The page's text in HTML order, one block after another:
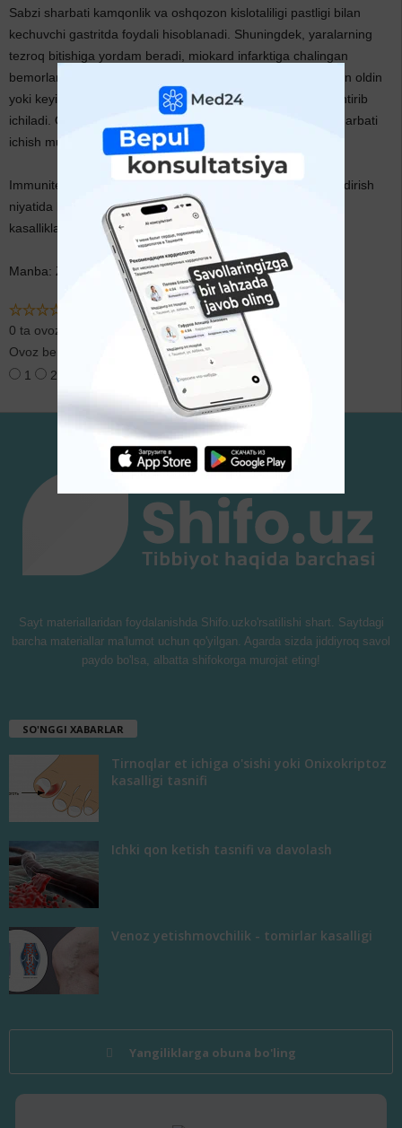
Sabzi sharbati kamqonlik va oshqozon kislotaliligi pastligi bilan
kechuvchi gastritda foydali hisoblanadi. Shuningdek, yaralarning
tezroq bitishiga yordam beradi, miokard infarktiga chalingan
bemorlarga tavsiya etiladi. Kuniga 2-3 mahal ovqatlanishdan oldin
yoki keyin, yarim stakan sharbatga 1 osh qoshiq asal arlashtirib
ichiladi. Oshqozon yarasi zo‘rayganda va enteritda sabzi sharbati
ichish mumkin emas.
Immunitetni mustahkamlash yoki shunchaki chanqoqni qondirish
niyatida bo‘lsangiz, olma sharbati iching. U yurak-qon tomir
kasalliklariga chalingan bemorlar uchun juda foydali.
Manba: Zamondosh.uz
0 ta ovoz
Ovoz berish:
1
2
Sayt materiallaridan foydalanishda Shifo.uzko'rsatilishi shart. Saytdagi
barcha materiallar ma'lumot uchun qo'yilgan. Agarda sizda jiddiyroq savol
paydo bo'lsa, albatta shifokorga murojat eting!
SO'NGGI XABARLAR
Tirnoqlar et ichiga o'sishi yoki Onixokriptoz
kasalligi tasnifi
Ichki qon ketish tasnifi va davolash
Venoz yetishmovchilik - tomirlar kasalligi
Yangiliklarga obuna bo'ling